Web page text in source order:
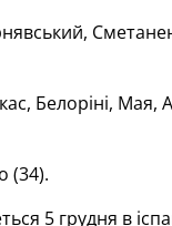
Белоріні, Мая,
(34).
5 грудня в